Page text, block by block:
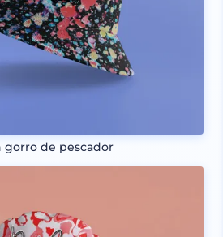
gorro de pescador